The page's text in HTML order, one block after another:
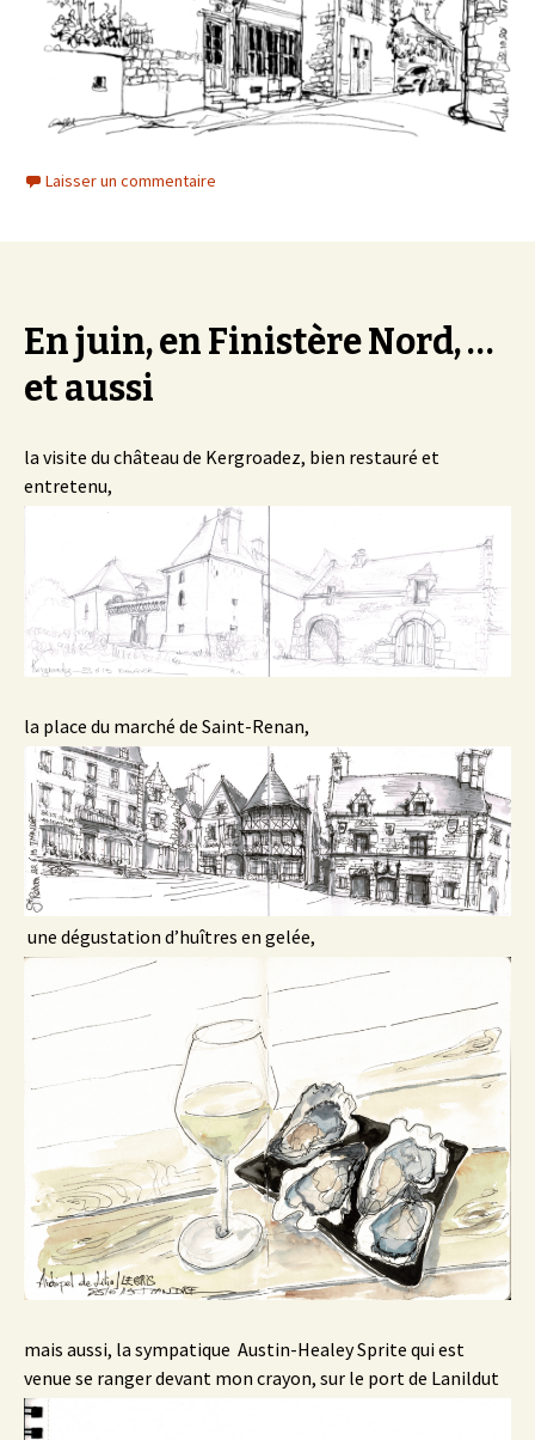
Laisser un commentaire
En juin, en Finistère Nord, …
et aussi
la visite du château de Kergroadez, bien restauré et
entretenu,
la place du marché de Saint-Renan,
une dégustation d’huîtres en gelée,
mais aussi, la sympatique Austin-Healey Sprite qui est
venue se ranger devant mon crayon, sur le port de Lanildut